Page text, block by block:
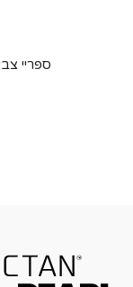
ספריי צבע